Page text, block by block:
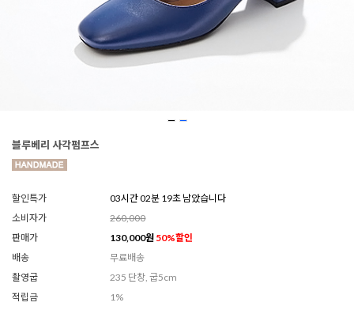
블루베리 사각펌프스
할인특가
03시간 02분 17초 남았습니다
소비자가
260,000
판매가
130,000원 50%할인
배송
무료배송
촬영굽
235 단창, 굽5cm
적립금
1%